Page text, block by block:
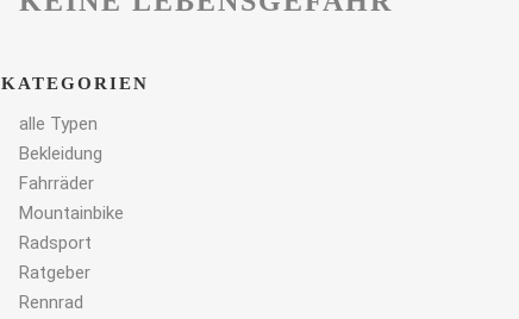
KATEGORIEN
alle Typen
Bekleidung
Fahrräder
Mountainbike
Radsport
Ratgeber
Rennrad